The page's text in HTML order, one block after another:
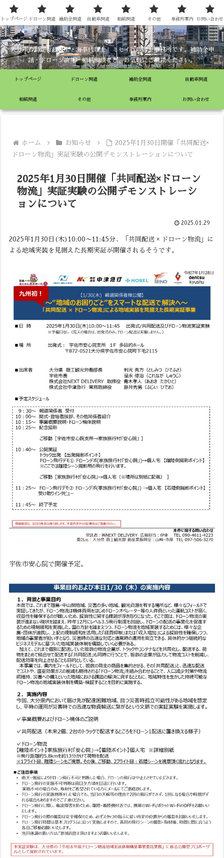
ミセイ行政書士事務所
大分市の特定行政書士・海事代理士 ミセイ行政書士事務所です。補助金申
請・ドローン許可・相続相談など、お気軽にご相談ください。
トップページ ドローン関連 補助金関連 自動車関連
相続関連 その他 事務所案内 お問い合わせ
ホーム お知らせ
2025年1月30日開催「共同配送×
ドローン物流」実証実験の公開デモンストレーションについて
2025年1月30日開催「共同配送×ドローン
物流」実証実験の公開デモンストレーシ
ョンについて
2025.01.29
2025年1月30日(木)10:00〜11:45分、「共同配送 × ドローン物流」に
よる地域実装を見据えた長期実証が開催されるそうです。
宇佐市安心院で開催予定。
トップページ ドローン関連 補助金関連 自動車関連 相続関連 その他 事務所案内 お問い合わせ